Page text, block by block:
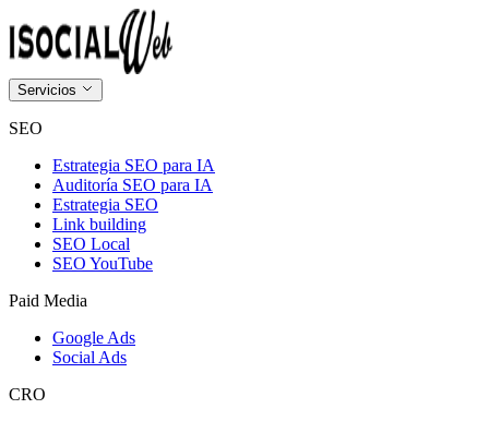
Servicios
SEO
Estrategia SEO para IA
Auditoría SEO para IA
Estrategia SEO
Link building
SEO Local
SEO YouTube
Paid Media
Google Ads
Social Ads
CRO